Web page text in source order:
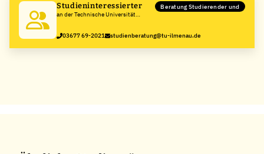
Studieninteressierter
an der Technische Universität
Beratung Studierender und
03677 69-2021 studienberatung@tu-ilmenau.de